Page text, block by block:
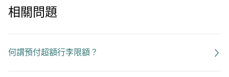
相關問題
何謂預付超額行李限額？